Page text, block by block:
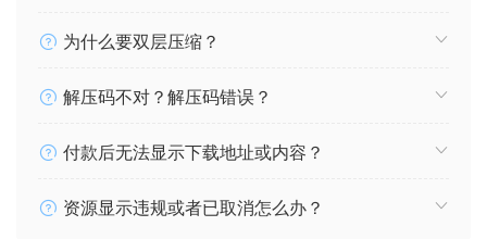
为什么要双层压缩？
解压码不对？解压码错误？
付款后无法显示下载地址或内容？
资源显示违规或者已取消怎么办？